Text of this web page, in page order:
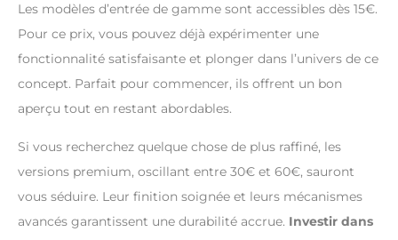
Les modèles d’entrée de gamme sont accessibles dès 15€.
Pour ce prix, vous pouvez déjà expérimenter une
fonctionnalité satisfaisante et plonger dans l’univers de ce
concept. Parfait pour commencer, ils offrent un bon
aperçu tout en restant abordables.
Si vous recherchez quelque chose de plus raffiné, les
versions premium, oscillant entre 30€ et 60€, sauront
vous séduire. Leur finition soignée et leurs mécanismes
avancés garantissent une durabilité accrue. Investir dans